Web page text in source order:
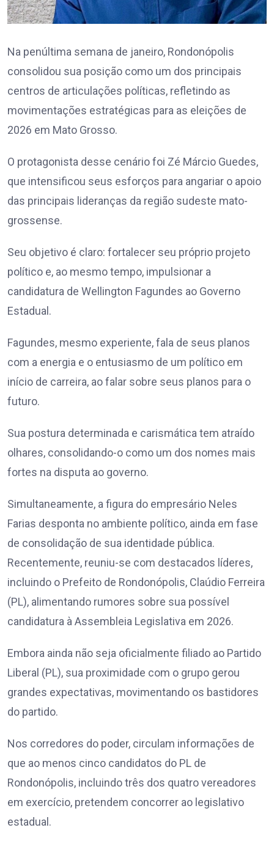
Na penúltima semana de janeiro, Rondonópolis
consolidou sua posição como um dos principais
centros de articulações políticas, refletindo as
movimentações estratégicas para as eleições de
2026 em Mato Grosso.
O protagonista desse cenário foi Zé Márcio Guedes,
que intensificou seus esforços para angariar o apoio
das principais lideranças da região sudeste mato-
grossense.
Seu objetivo é claro: fortalecer seu próprio projeto
político e, ao mesmo tempo, impulsionar a
candidatura de Wellington Fagundes ao Governo
Estadual.
Fagundes, mesmo experiente, fala de seus planos
com a energia e o entusiasmo de um político em
início de carreira, ao falar sobre seus planos para o
futuro.
Sua postura determinada e carismática tem atraído
olhares, consolidando-o como um dos nomes mais
fortes na disputa ao governo.
Simultaneamente, a figura do empresário Neles
Farias desponta no ambiente político, ainda em fase
de consolidação de sua identidade pública.
Recentemente, reuniu-se com destacados líderes,
incluindo o Prefeito de Rondonópolis, Claúdio Ferreira
(PL), alimentando rumores sobre sua possível
candidatura à Assembleia Legislativa em 2026.
Embora ainda não seja oficialmente filiado ao Partido
Liberal (PL), sua proximidade com o grupo gerou
grandes expectativas, movimentando os bastidores
do partido.
Nos corredores do poder, circulam informações de
que ao menos cinco candidatos do PL de
Rondonópolis, incluindo três dos quatro vereadores
em exercício, pretendem concorrer ao legislativo
estadual.